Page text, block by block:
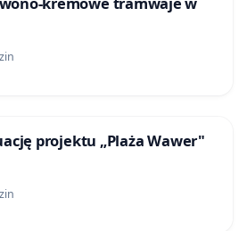
projektu „Plaża Wawer"